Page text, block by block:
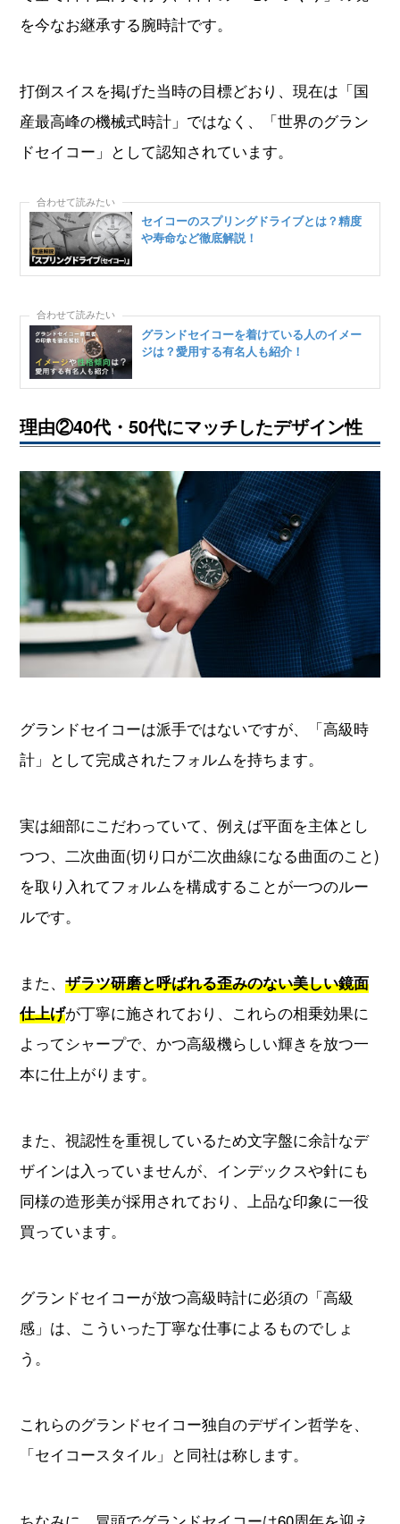
を今なお継承する腕時計です。
打倒スイスを掲げた当時の目標どおり、現在は「国
産最高峰の機械式時計」ではなく、「世界のグラン
ドセイコー」として認知されています。
セイコーのスプリングドライブとは？精度
や寿命など徹底解説！
グランドセイコーを着けている人のイメー
ジは？愛用する有名人も紹介！
理由②40代・50代にマッチしたデザイン性
グランドセイコーは派手ではないですが、「高級時
計」として完成されたフォルムを持ちます。
実は細部にこだわっていて、例えば平面を主体とし
つつ、二次曲面(切り口が二次曲線になる曲面のこと)
を取り入れてフォルムを構成することが一つのルー
ルです。
また、 ザラツ研磨と呼ばれる歪みのない美しい鏡面
仕上げが丁寧に施されており、これらの相乗効果に
よってシャープで、かつ高級機らしい輝きを放つ一
本に仕上がります。
また、視認性を重視しているため文字盤に余計なデ
ザインは入っていませんが、インデックスや針にも
同様の造形美が採用されており、上品な印象に一役
買っています。
グランドセイコーが放つ高級時計に必須の「高級
感」は、こういった丁寧な仕事によるものでしょ
う。
これらのグランドセイコー独自のデザイン哲学を、
「セイコースタイル」と同社は称します。